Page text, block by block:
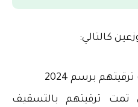
كالتالي:
برسم 2024
ترقيتهم بالتسقيف